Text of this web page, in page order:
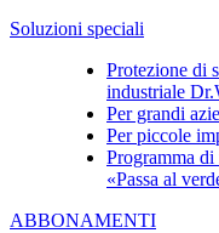
Soluzioni speciali
Protezione di
industriale
Per grandi
Per piccole
Programma
«Passa al
ABBONAMENTI